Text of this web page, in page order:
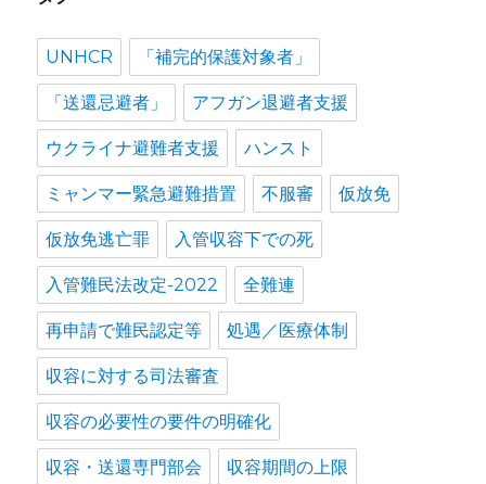
UNHCR 「補完的保護対象者」
「送還忌避者」 アフガン退避者支援
ウクライナ避難者支援 ハンスト
ミャンマー緊急避難措置 不服審 仮放免
仮放免逃亡罪 入管収容下での死
入管難民法改定-2022 全難連
再申請で難民認定等 処遇／医療体制
収容に対する司法審査
収容の必要性の要件の明確化
収容・送還専門部会 収容期間の上限